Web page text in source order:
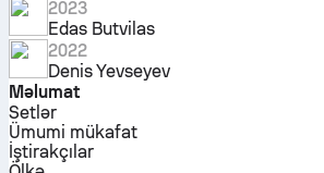
2023
Edas Butvilas
2022
Denis Yevseyev
Məlumat
Setlər
Ümumi mükafat
İştirakçılar